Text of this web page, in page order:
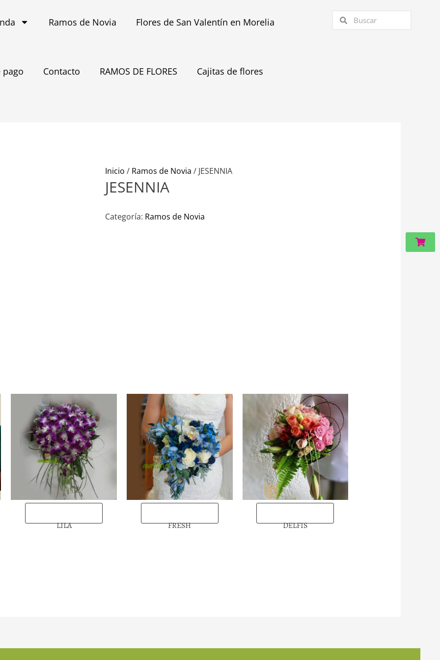
Ramos de Novia Flores de San Valentín en Morelia
pago Contacto RAMOS DE FLORES Cajitas de flores
BuscarBuscar
Inicio / Ramos de Novia / JESENNIA
JESENNIA
Categoría: Ramos de Novia
LILA FRESH DELFIS